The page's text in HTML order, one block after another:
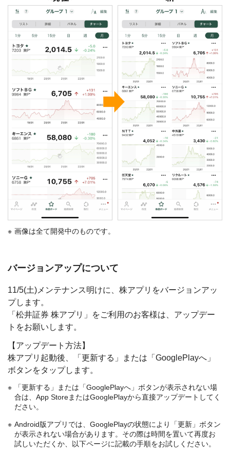
画像は全て開発中のものです。
バージョンアップについて
11/5(土)メンテナンス明けに、株アプリをバージョンアッ
プします。
「松井証券 株アプリ」をご利用のお客様は、アップデー
トをお願いします。
【アップデート方法】
株アプリ起動後、「更新する」または「GooglePlayへ」
ボタンをタップします。
「更新する」または「GooglePlayへ」ボタンが表示されない場
合は、App StoreまたはGooglePlayから直接アップデートしてく
ださい。
Android版アプリでは、GooglePlayの状態により「更新」ボタン
が表示されない場合があります。その際は時間を置いて再度お
試しいただくか、以下ページに記載の手順をお試しください。